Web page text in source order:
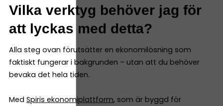
Vilka verktyg behöver jag för
att lyckas med detta?
Alla steg ovan förutsätter en ekonomilösning som
faktiskt fungerar i bakgrunden – utan att du behöver
bevaka det hela tiden.
Med Spiris ekonomiplattform, som är byggd för